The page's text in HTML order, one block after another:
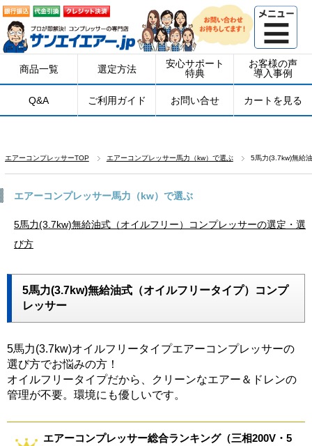
商品一覧 選定方法
安心サポート
特典
お客様の声
導入事例
Q&A ご利用ガイド お問い合せ カートを見る
エアーコンプレッサーTOP エアーコンプレッサー馬力（kw）で選ぶ 5馬力(3.7kw)無給
エアーコンプレッサー馬力（kw）で選ぶ
5馬力(3.7kw)無給油式（オイルフリー）コンプレッサーの選定・選
び方
5馬力(3.7kw)無給油式（オイルフリータイプ）コンプ
レッサー
5馬力(3.7kw)オイルフリータイプエアーコンプレッサーの
選び方でお悩みの方！
オイルフリータイプだから、クリーンなエアー＆ドレンの
管理が不要。環境にも優しいです。
エアーコンプレッサー総合ランキング（三相200V・5